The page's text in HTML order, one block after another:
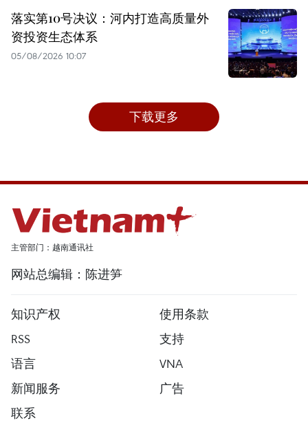
落实第10号决议：河内打造高质量外
资投资生态体系
05/08/2026 10:07
下载更多
主管部门：越南通讯社
网站总编辑：陈进笋
知识产权
使用条款
RSS
支持
语言
VNA
新闻服务
广告
联系